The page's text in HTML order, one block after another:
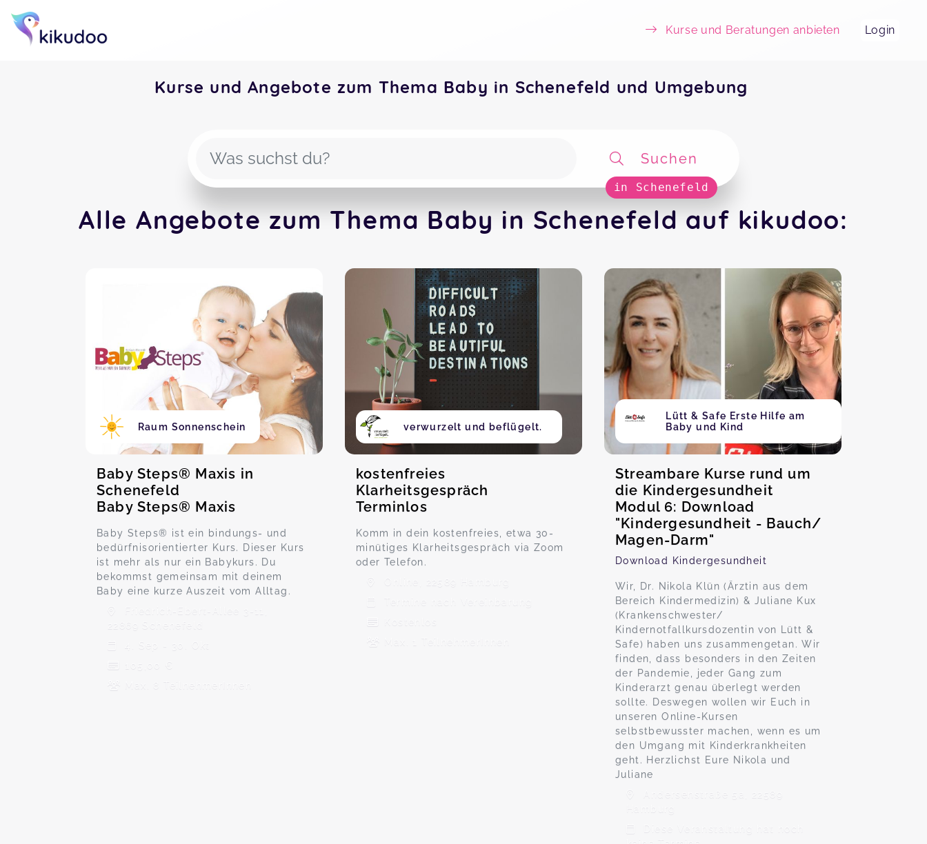
Kurse und Beratungen anbieten Login
Kurse und Angebote zum Thema Baby in Schenefeld und Umgebung
Suchen
in Schenefeld
Alle Angebote zum Thema Baby in Schenefeld auf kikudoo:
Raum Sonnenschein
Baby Steps® Maxis in
Schenefeld
Baby Steps® Maxis
Baby Steps® ist ein bindungs- und
bedürfnisorientierter Kurs. Dieser Kurs
ist mehr als nur ein Babykurs. Du
bekommst gemeinsam mit deinem
Baby eine kurze Auszeit vom Alltag.
Friedrich-Ebert-Allee 3-11,
22869 Schenefeld
4. Sep - 30. Okt
105,00 €
Max. 8 TeilnehmerInnen
verwurzelt und beflügelt.
kostenfreies
Klarheitsgespräch
Terminlos
Komm in dein kostenfreies, etwa 30-
minütiges Klarheitsgespräch via Zoom
oder Telefon.
Online, 22589 Hamburg
Termine nach Vereinbarung
Max. 1 TeilnehmerInnen
Lütt & Safe Erste Hilfe am
Baby und Kind
Streambare Kurse rund um
die Kindergesundheit
Modul 6: Download
"Kindergesundheit - Bauch/
Magen-Darm"
Download Kindergesundheit
Wir, Dr. Nikola Klün (Ärztin aus dem
Bereich Kindermedizin) & Juliane Kux
(Krankenschwester/
Kindernotfallkursdozentin von Lütt &
Safe) haben uns zusammengetan. Wir
finden, dass besonders in den Zeiten
der Pandemie, jeder Gang zum
Kinderarzt genau überlegt werden
sollte. Deswegen wollen wir Euch in
unseren Online-Kursen
selbstbewusster machen, wenn es um
den Umgang mit Kinderkrankheiten
geht. Herzlichst Eure Nikola und
Juliane
Andersenstraße 5a, 22589
Hamburg
Diese Veranstaltung hat noch